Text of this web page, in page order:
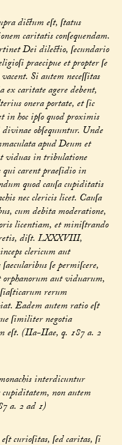
dictum eſt, ſtatus
caritatis conſequendam.
Dei dilectio, ſecundario
praecipue et propter ſe
Si autem neceſſitas
caritate agere debent,
onera portate, et ſic
hoc ipſo quod proximis
obſequuntur. Unde
apud Deum et
viduas in tribulatione
qui carent praeſidio in
quod cauſa cupiditatis
nec clericis licet. Cauſa
cum debita moderatione,
licentiam, et miniſtrando
diſt. LXXXVIII,
clericum aut
ſe permiſcere,
aut viduarum,
rerum
Eadem autem ratio eſt
ſimiliter negotia
eſt. (IIa-IIae, q. 187 a. 2
interdicuntur
non autem
a. 2 ad 1)
curioſitas, ſed caritas, ſi